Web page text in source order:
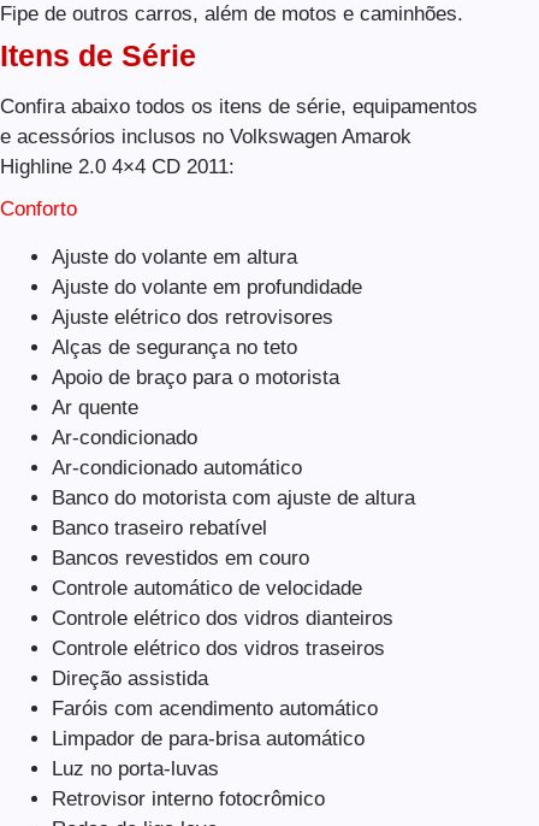
Fipe de outros carros, além de motos e caminhões.
Itens de Série
Confira abaixo todos os itens de série, equipamentos
e acessórios inclusos no Volkswagen Amarok
Highline 2.0 4×4 CD 2011:
Conforto
Ajuste do volante em altura
Ajuste do volante em profundidade
Ajuste elétrico dos retrovisores
Alças de segurança no teto
Apoio de braço para o motorista
Ar quente
Ar-condicionado
Ar-condicionado automático
Banco do motorista com ajuste de altura
Banco traseiro rebatível
Bancos revestidos em couro
Controle automático de velocidade
Controle elétrico dos vidros dianteiros
Controle elétrico dos vidros traseiros
Direção assistida
Faróis com acendimento automático
Limpador de para-brisa automático
Luz no porta-luvas
Retrovisor interno fotocrômico